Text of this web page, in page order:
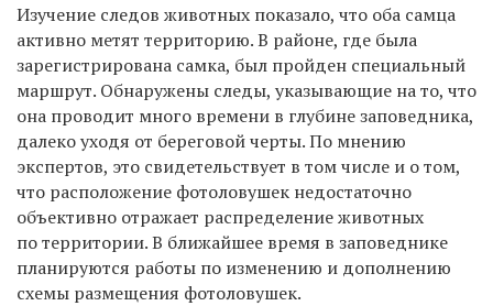
Изучение следов животных показало, что оба самца
активно метят территорию. В районе, где была
зарегистрирована самка, был пройден специальный
маршрут. Обнаружены следы, указывающие на то, что
она проводит много времени в глубине заповедника,
далеко уходя от береговой черты. По мнению
экспертов, это свидетельствует в том числе и о том,
что расположение фотоловушек недостаточно
объективно отражает распределение животных
по территории. В ближайшее время в заповеднике
планируются работы по изменению и дополнению
схемы размещения фотоловушек.